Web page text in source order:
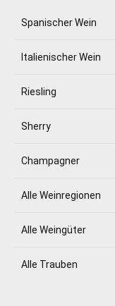
Spanischer Wein
Italienischer Wein
Riesling
Sherry
Champagner
Alle Weinregionen
Alle Weingüter
Alle Trauben